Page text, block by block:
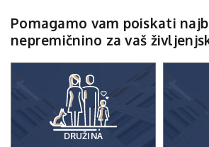
Pomagamo vam poiskati
nepremičnino za vaš
DRUŽINA